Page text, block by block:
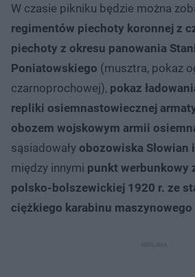
W czasie pikniku będzie można
regimentów piechoty koronnej z
piechoty z okresu panowania
Poniatowskiego (musztra, pokaz
czarnoprochowej), pokaz
repliki osiemnastowiecznej
obozem wojskowym armii
sąsiadowały obozowiska Słowian
między innymi punkt werbunkowy
polsko-bolszewickiej 1920 r. ze
ciężkiego karabinu